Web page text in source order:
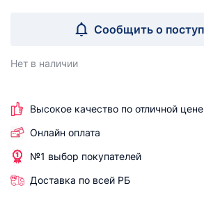
Сообщить о
Нет в наличии
Высокое качество по отличной цене
Онлайн оплата
№1 выбор покупателей
Доставка по всей РБ